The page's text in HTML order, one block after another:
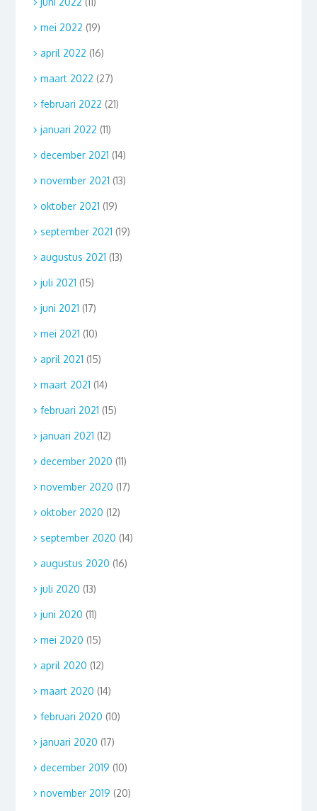
mei 2022 (19)
april 2022 (16)
maart 2022 (27)
februari 2022 (21)
januari 2022 (11)
december 2021 (14)
november 2021 (13)
oktober 2021 (19)
september 2021 (19)
augustus 2021 (13)
juli 2021 (15)
juni 2021 (17)
mei 2021 (10)
april 2021 (15)
maart 2021 (14)
februari 2021 (15)
januari 2021 (12)
december 2020 (11)
november 2020 (17)
oktober 2020 (12)
september 2020 (14)
augustus 2020 (16)
juli 2020 (13)
juni 2020 (11)
mei 2020 (15)
april 2020 (12)
maart 2020 (14)
februari 2020 (10)
januari 2020 (17)
december 2019 (10)
november 2019 (20)